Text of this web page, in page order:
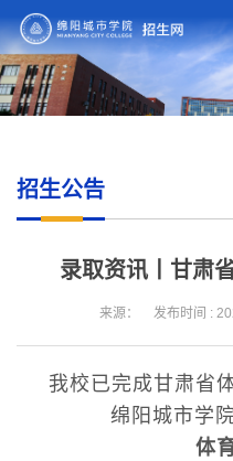
招生公告
录取资讯丨甘肃
来源： 发布时间 :
我校已完成甘肃省
绵阳城市学
体